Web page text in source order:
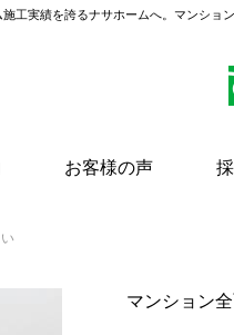
工実績を誇るナサホームへ。マンショ
お客様の声
マンション